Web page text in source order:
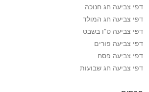
דפי צביעה חג חנוכה
דפי צביעה חג המולד
דפי צביעה ט”ו בשבט
דפי צביעה פורים
דפי צביעה פסח
דפי צביעה חג שבועות